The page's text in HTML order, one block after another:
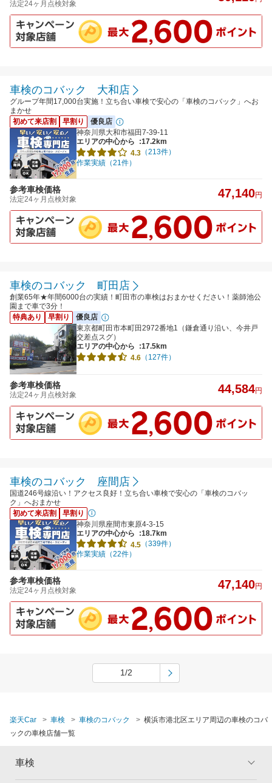
法定24ヶ月点検対象
車検のコバック 大和店
グループ年間17,000台実施！立ち合い車検で安心の「車検のコバック」へお
まかせ
初めて来店割
早割り
優良店
神奈川県大和市福田7-39-11
エリアの中心から
:17.2km
4.3 （213件）
作業実績（21件）
参考車検価格
法定24ヶ月点検対象 47,140円
車検のコバック 町田店
創業65年★年間6000台の実績！町田市の車検はおまかせください！薬師池公
園まで車で3分！
特典あり
早割り
優良店
東京都町田市本町田2972番地1（鎌倉通り沿い、今井戸
交差点スグ）
エリアの中心から
:17.5km
4.6 （127件）
参考車検価格
法定24ヶ月点検対象 44,584円
車検のコバック 座間店
国道246号線沿い！アクセス良好！立ち合い車検で安心の「車検のコバッ
ク」へおまかせ
初めて来店割
早割り
神奈川県座間市東原4-3-15
エリアの中心から
:18.7km
4.5 （339件）
作業実績（22件）
参考車検価格
法定24ヶ月点検対象 47,140円
1/2
楽天Car 車検 車検のコバック
横浜市港北区エリア周辺の車検のコバ
ックの車検店舗一覧
車検